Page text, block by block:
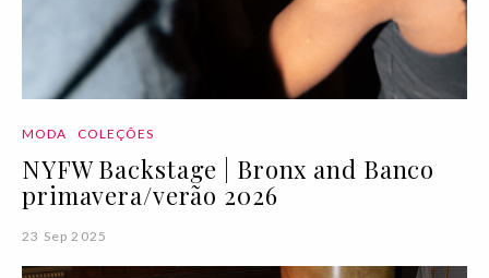
MODA COLEÇÕES
NYFW Backstage | Bronx and Banco
primavera/verão 2026
23 Sep 2025